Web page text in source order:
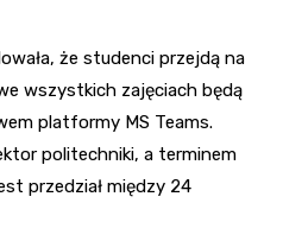
że studenci przejdą na
wszystkich zajęciach będą
platformy MS Teams.
politechniki, a terminem
przedział między 24